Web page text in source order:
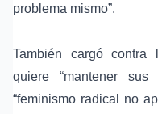
problema mismo”.
También cargó contra
quiere “mantener
“feminismo radical no